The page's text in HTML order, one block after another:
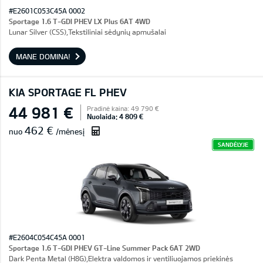
#E2601C053C45A 0002
Sportage 1.6 T-GDI PHEV LX Plus 6AT 4WD
Lunar Silver (CSS),Tekstiliniai sėdynių apmušalai
MANE DOMINA!
KIA SPORTAGE FL PHEV
44 981 € Pradinė kaina: 49 790 €
Nuolaida: 4 809 €
nuo 462 € /mėnesį
SANDĖLYJE
#E2604C054C45A 0001
Sportage 1.6 T-GDI PHEV GT-Line Summer Pack 6AT 2WD
Dark Penta Metal (H8G),Elektra valdomos ir ventiliuojamos priekinės